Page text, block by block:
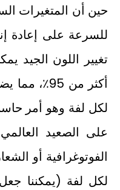
حين أن المتغيرات
للسرعة على إعادة
تغيير اللون الجيد
أكثر من
لكل لفة وهو أمر
على الصعيد
الفوتوغرافية أو